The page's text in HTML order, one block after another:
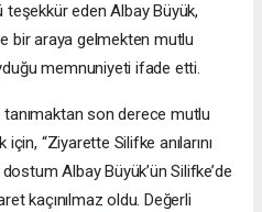
teşekkür eden Albay Büyük,
bir araya gelmekten mutlu
memnuniyeti ifade etti.
son derece mutlu
“Ziyarette Silifke anılarını
Albay Büyük’ün Silifke’de
kaçınılmaz oldu. Değerli